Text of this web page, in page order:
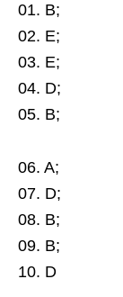
01. B;
02. E;
03. E;
04. D;
05. B;
06. A;
07. D;
08. B;
09. B;
10. D